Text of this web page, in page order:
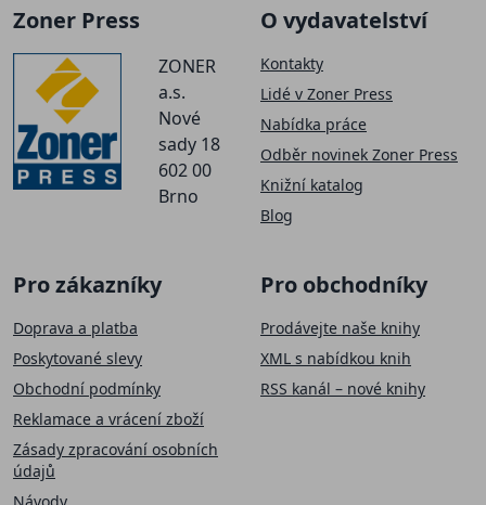
Zoner Press
ZONER
a.s.
Nové
sady 18
602 00
Brno
O vydavatelství
Kontakty
Lidé v Zoner Press
Nabídka práce
Odběr novinek Zoner Press
Knižní katalog
Blog
Pro zákazníky
Doprava a platba
Poskytované slevy
Obchodní podmínky
Reklamace a vrácení zboží
Zásady zpracování osobních
údajů
Návody
Pro obchodníky
Prodávejte naše knihy
XML s nabídkou knih
RSS kanál – nové knihy